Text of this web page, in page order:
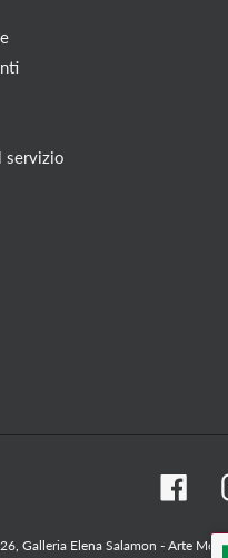
servizio
Galleria Elena Salamon - Arte